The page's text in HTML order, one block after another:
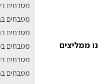
ממליצים
מטבחים
מטבחים
מטבחים
מטבחים
מטבחים
מטבחים